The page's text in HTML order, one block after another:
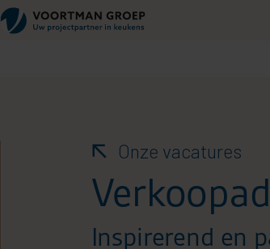
Onze vacatures
Inspirerend en